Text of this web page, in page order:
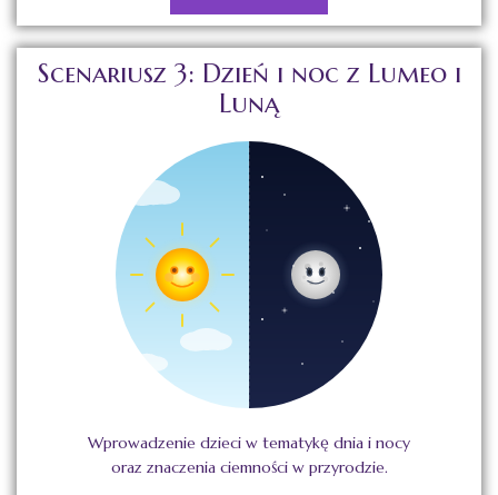
Scenariusz 3: Dzień i noc z Lumeo i
Luną
Wprowadzenie dzieci w tematykę dnia i nocy
oraz znaczenia ciemności w przyrodzie.